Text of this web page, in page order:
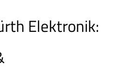
Elektronik: